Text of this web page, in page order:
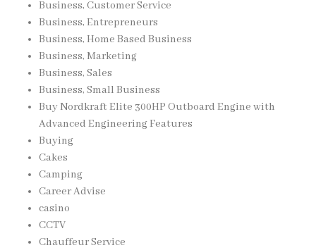
Business, Customer Service
Business, Entrepreneurs
Business, Home Based Business
Business, Marketing
Business, Sales
Business, Small Business
Buy Nordkraft Elite 300HP Outboard Engine with
Advanced Engineering Features
Buying
Cakes
Camping
Career Advise
casino
CCTV
Chauffeur Service